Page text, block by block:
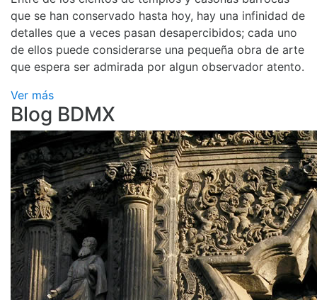
que se han conservado hasta hoy, hay una infinidad de
detalles que a veces pasan desapercibidos; cada uno
de ellos puede considerarse una pequeña obra de arte
que espera ser admirada por algun observador atento.
Ver más
Blog BDMX